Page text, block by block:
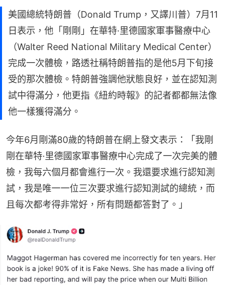
美國總統特朗普（Donald Trump，又譯川普）7月11
日表示，他「剛剛」在華特·里德國家軍事醫療中心
（Walter Reed National Military Medical Center）
完成一次體檢，路透社稱特朗普指的是他5月下旬接
受的那次體檢。特朗普強調他狀態良好，並在認知測
試中得滿分，他更指《紐約時報》的記者都都無法像
他一樣獲得滿分。
今年6月剛滿80歲的特朗普在網上發文表示：「我剛
剛在華特·里德國家軍事醫療中心完成了一次完美的體
檢，我每六個月都會進行一次。我還要求進行認知測
試，我是唯一一位三次要求進行認知測試的總統，而
且每次都考得非常好，所有問題都答對了。」